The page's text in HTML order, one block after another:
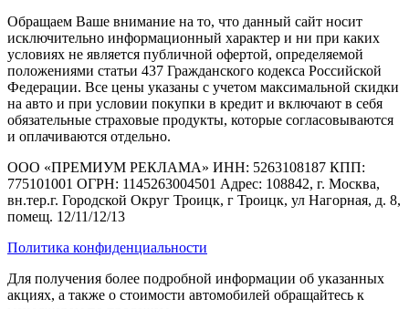
Обращаем Ваше внимание на то, что данный сайт носит
исключительно информационный характер и ни при каких
условиях не является публичной офертой, определяемой
положениями статьи 437 Гражданского кодекса Российской
Федерации. Все цены указаны с учетом максимальной скидки
на авто и при условии покупки в кредит и включают в себя
обязательные страховые продукты, которые согласовываются
и оплачиваются отдельно.
ООО «ПРЕМИУМ РЕКЛАМА» ИНН: 5263108187 КПП:
775101001 ОГРН: 1145263004501 Адрес: 108842, г. Москва,
вн.тер.г. Городской Округ Троицк, г Троицк, ул Нагорная, д. 8,
помещ. 12/11/12/13
Политика конфиденциальности
Для получения более подробной информации об указанных
акциях, а также о стоимости автомобилей обращайтесь к